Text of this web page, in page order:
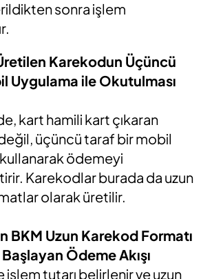
sonra işlem
Karekodun Üçüncü
Uygulama ile Okutulması
kart hamili kart çıkaran
üçüncü taraf bir mobil
ödemeyi
Karekodlar burada da uzun
olarak üretilir.
BKM Uzun Karekod Formatı
Ödeme Akışı
işlem tutarı belirlenir ve uzun